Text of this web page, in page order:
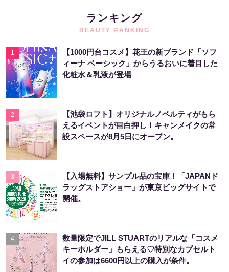
ランキング
BEAUTY RANKING
1
【1000円台コスメ】花王の新ブランド「ソフ
ィーナ ベーシック」からうるおいに着目した
化粧水＆乳液が登場
2
【池袋ロフト】オリジナルノベルティがもら
えるイベントが目白押し！キャンメイクの常
設スペースが8月5日にオープン。
3
【入場無料】サンプル品の宝庫！「JAPANド
ラッグストアショー」が東京ビッグサイトで
開催。
4
数量限定でJILL STUARTのリアルな「コスメ
キーホルダー」もらえる♡特別なカプセルト
イの参加は6600円以上の購入が条件。